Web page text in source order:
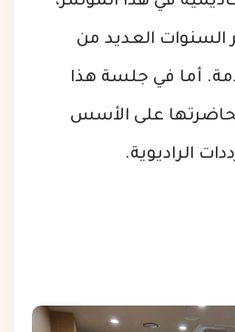
العديد من
أما في جلسة هذا
على الأسس
الراديوية.